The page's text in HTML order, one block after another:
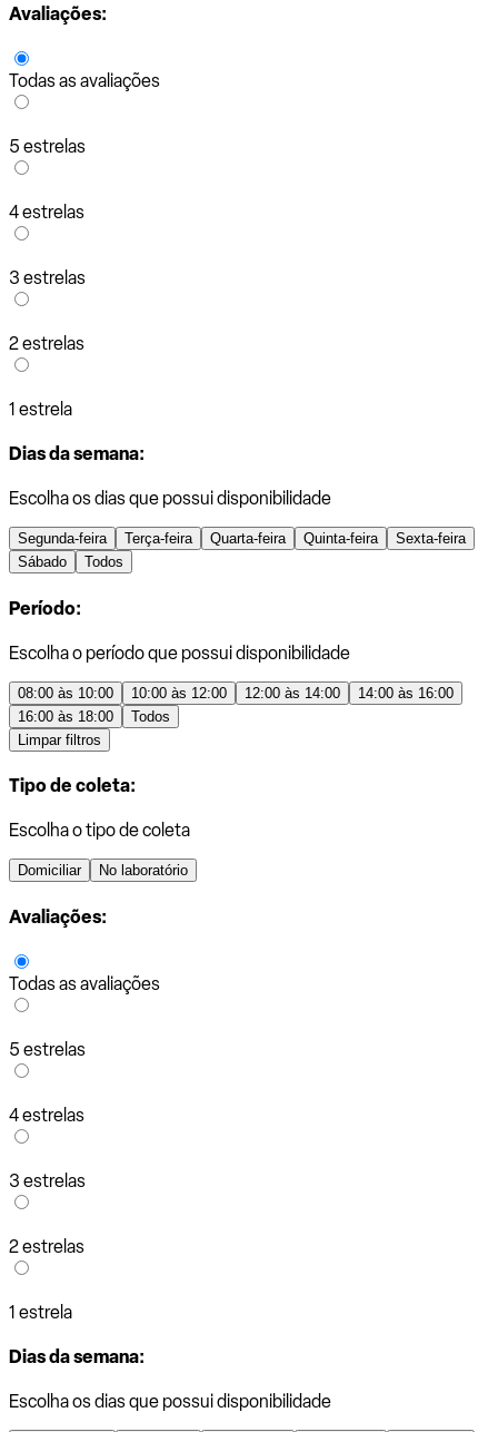
Avaliações:
Todas as avaliações
5 estrelas
4 estrelas
3 estrelas
2 estrelas
1 estrela
Dias da semana:
Escolha os dias que possui disponibilidade
Segunda-feira Terça-feira Quarta-feira Quinta-feira
Sexta-feira
Sábado
Todos
Período:
Escolha o período que possui disponibilidade
08:00 às 10:00 10:00 às 12:00 12:00 às 14:00
14:00 às 16:00
16:00 às 18:00
Todos
Limpar filtros
Tipo de coleta:
Escolha o tipo de coleta
Domiciliar No laboratório
Avaliações:
Todas as avaliações
5 estrelas
4 estrelas
3 estrelas
2 estrelas
1 estrela
Dias da semana:
Escolha os dias que possui disponibilidade